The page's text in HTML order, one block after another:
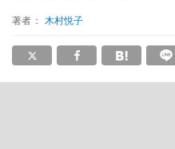
著者： 木村悦子